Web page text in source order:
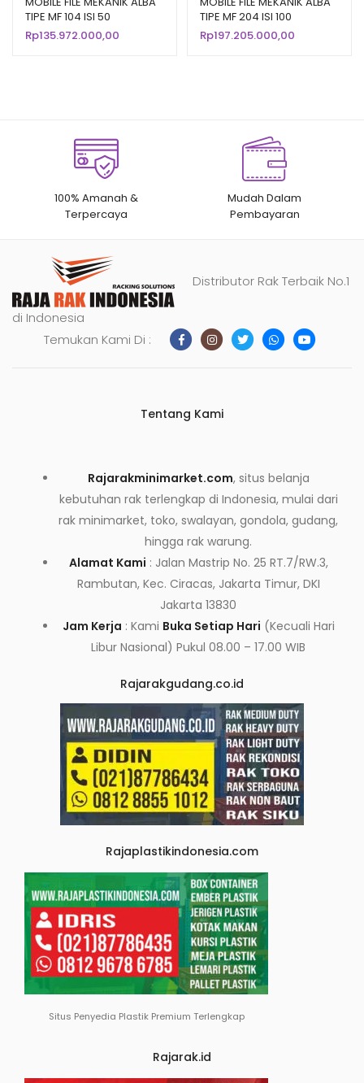
TIPE MF 104 ISI 50
COMPARTMENT
Rp135.972.000,00
TIPE MF 204 ISI 100
COMPARTMENT
Rp197.205.000,00
100% Amanah &
Terpercaya
Mudah Dalam
Pembayaran
Distributor Rak Terbaik No.1
di Indonesia
Temukan Kami Di :
Tentang Kami
Rajarakminimarket.com, situs belanja
kebutuhan rak terlengkap di Indonesia, mulai dari
rak minimarket, toko, swalayan, gondola, gudang,
hingga rak warung.
Alamat Kami : Jalan Mastrip No. 25 RT.7/RW.3,
Rambutan, Kec. Ciracas, Jakarta Timur, DKI
Jakarta 13830
Jam Kerja : Kami Buka Setiap Hari (Kecuali Hari
Libur Nasional) Pukul 08.00 – 17.00 WIB
Rajarakgudang.co.id
Rajaplastikindonesia.com
Situs Penyedia Plastik Premium Terlengkap
Rajarak.id